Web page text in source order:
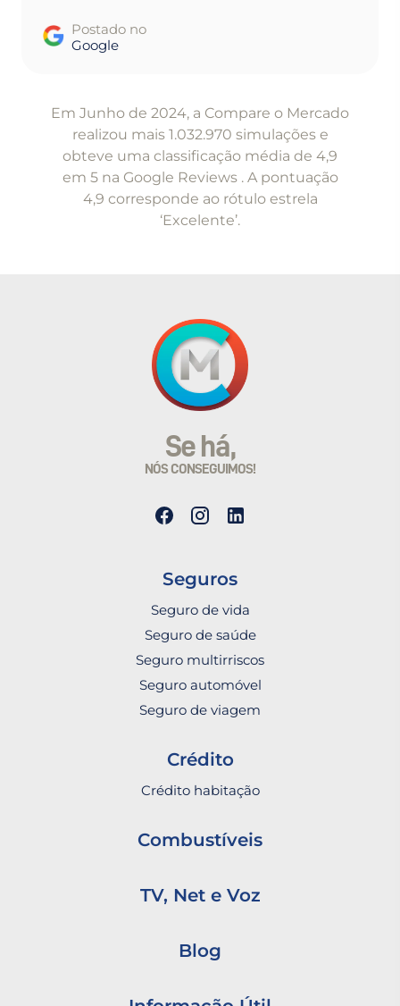
Postado no
Google
Em Junho de 2024, a Compare o Mercado
realizou mais 1.032.970 simulações e
obteve uma classificação média de 4,9
em 5 na Google Reviews . A pontuação
4,9 corresponde ao rótulo estrela
‘Excelente’.
Se há,
NÓS CONSEGUIMOS!
Seguros
Seguro de vida
Seguro de saúde
Seguro multirriscos
Seguro automóvel
Seguro de viagem
Crédito
Crédito habitação
Combustíveis
TV, Net e Voz
Blog